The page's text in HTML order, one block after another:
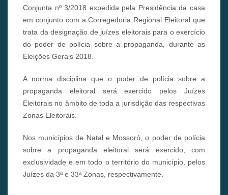
Conjunta nº 3/2018 expedida pela Presidência da casa
em conjunto com a Corregedoria Regional Eleitoral que
trata da designação de juízes eleitorais para o exercício
do poder de polícia sobre a propaganda, durante as
Eleições Gerais 2018.
A norma disciplina que o poder de polícia sobre a
propaganda eleitoral será exercido pelos Juízes
Eleitorais no âmbito de toda a jurisdição das respectivas
Zonas Eleitorais.
Nos municípios de Natal e Mossoró, o poder de polícia
sobre a propaganda eleitoral será exercido, com
exclusividade e em todo o território do município, pelos
Juízes da 3ª e 33ª Zonas, respectivamente.